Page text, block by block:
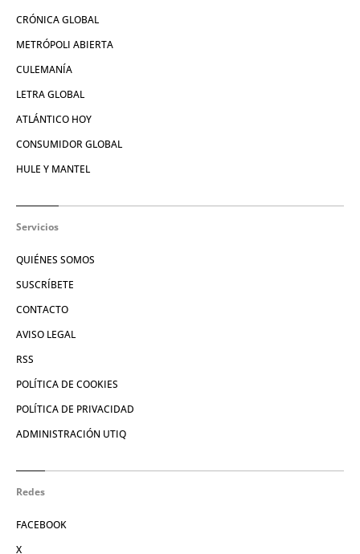
CRÓNICA GLOBAL
METRÓPOLI ABIERTA
CULEMANÍA
LETRA GLOBAL
ATLÁNTICO HOY
CONSUMIDOR GLOBAL
HULE Y MANTEL
Servicios
QUIÉNES SOMOS
SUSCRÍBETE
CONTACTO
AVISO LEGAL
RSS
POLÍTICA DE COOKIES
POLÍTICA DE PRIVACIDAD
ADMINISTRACIÓN UTIQ
Redes
FACEBOOK
X